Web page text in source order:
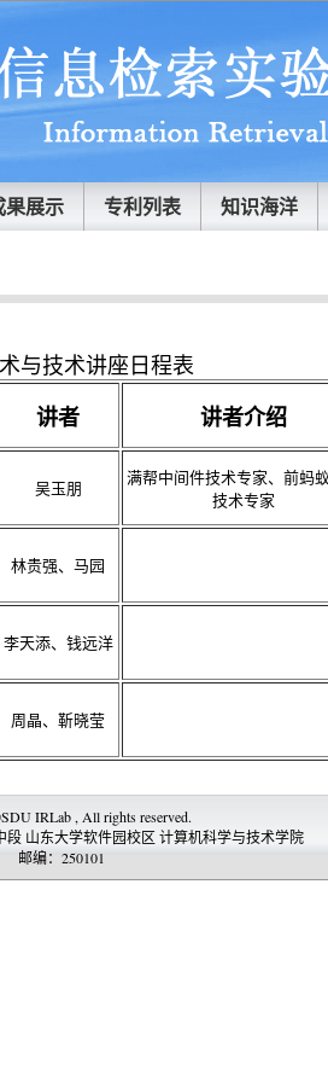
果展示 专利列表 知识海洋
与技术讲座日程表
讲者 讲者介绍
吴玉朋
满帮中间件技术专家、前蚂
技术专家
林贵强、马园
李天添、钱远洋
周晶、靳晓莹
IRLab , All rights reserved.
山东大学软件园校区 计算机科学与技术学院
邮编：250101